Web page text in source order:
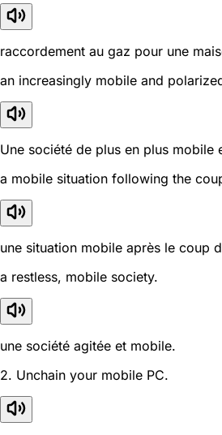
raccordement au gaz pour une
an increasingly mobile and
Une société de plus en plus mobile
a mobile situation following the
une situation mobile après le coup
a restless, mobile society.
une société agitée et mobile.
2. Unchain your mobile PC.